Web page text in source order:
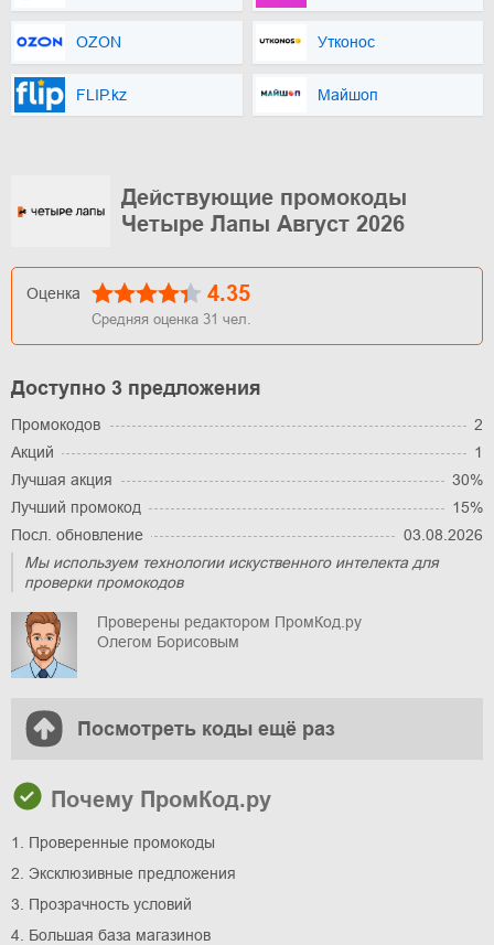
OZON Утконос
FLIP.kz Майшоп
Действующие промокоды
Четыре Лапы Август 2026
Оценка 4.35
Средняя оценка 31 чел.
Доступно 3 предложения
Промокодов
2
Акций
1
Лучшая акция
30%
Лучший промокод
15%
Посл. обновление
03.08.2026
Мы используем технологии искуственного интелекта для
проверки промокодов
Проверены редактором ПромКод.ру
Олегом Борисовым
Посмотреть коды ещё раз
Почему ПромКод.ру
1. Проверенные промокоды
2. Эксклюзивные предложения
3. Прозрачность условий
4. Большая база магазинов